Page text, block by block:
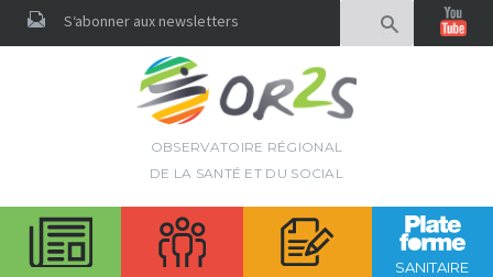
S‘abonner aux newsletters
OBSERVATOIRE RÉGIONAL
DE LA SANTÉ ET DU SOCIAL
SANITAIRE